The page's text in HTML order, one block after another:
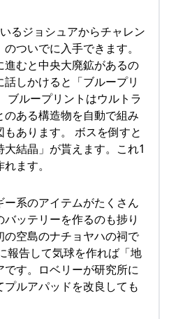
るジョシュアからチャレン
ついでに入手できます。
むと中央大廃鉱があるの
しかけると「ブループリ
ブループリントはウルトラ
ある構造物を自動で組み
あります。 ボスを倒すと
大結晶」が貰えます。これ1
ます。
系のアイテムがたくさん
ッテリーを作るのも捗り
の空島のナチョヤハの祠で
報告して気球を作れば「地
す。ロベリーが研究所に
ルアパッドを改良しても